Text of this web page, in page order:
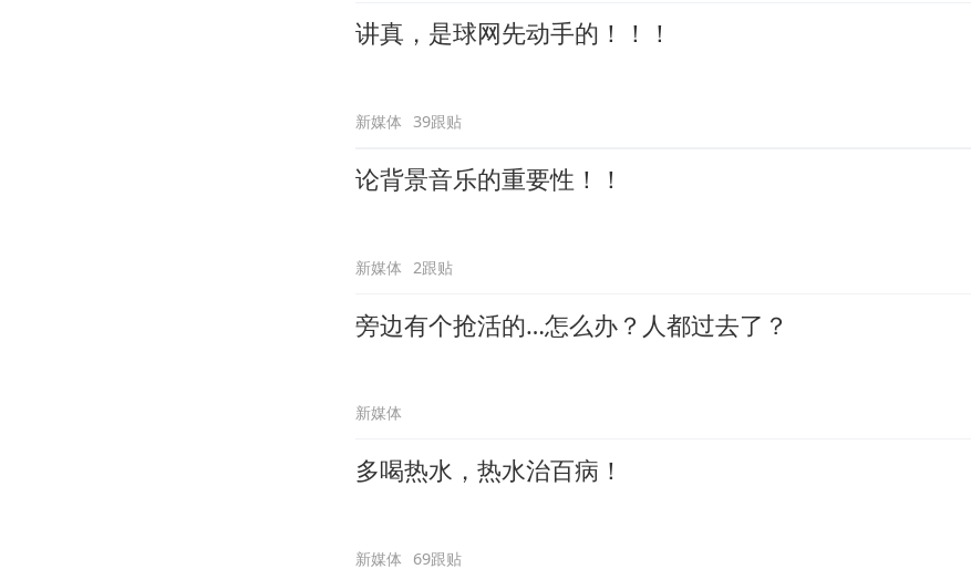
讲真，是球网先动手的！！！
新媒体 39跟贴
论背景音乐的重要性！！
新媒体 2跟贴
旁边有个抢活的…怎么办？人都过去了？
新媒体
多喝热水，热水治百病！
新媒体 69跟贴